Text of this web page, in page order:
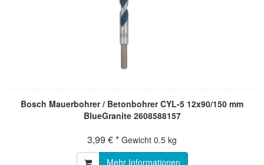
Bosch Mauerbohrer / Betonbohrer CYL-5 12x90/150 mm
BlueGranite 2608588157
3,99 € * Gewicht 0.5 kg
Mehr Informationen